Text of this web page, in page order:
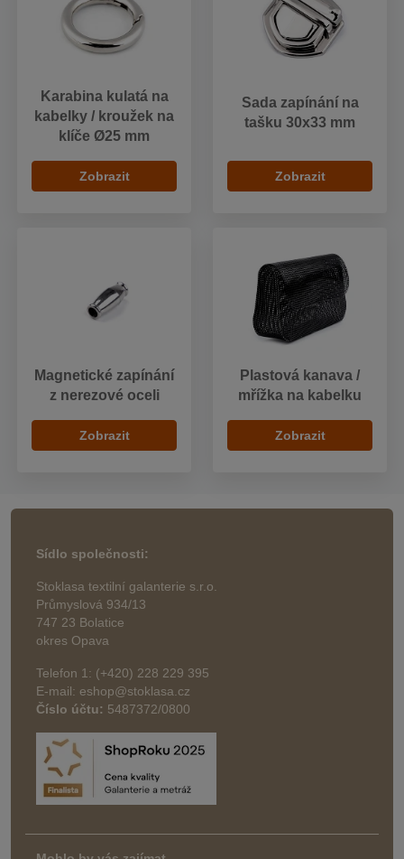
Karabina kulatá na
kabelky / kroužek na
klíče Ø25 mm
Zobrazit
Sada zapínání na
tašku 30x33 mm
Zobrazit
Magnetické zapínání
z nerezové oceli
Zobrazit
Plastová kanava /
mřížka na kabelku
Zobrazit
Sídlo společnosti:
Stoklasa textilní galanterie s.r.o.
Průmyslová 934/13
747 23 Bolatice
okres Opava
Telefon 1: (+420) 228 229 395
E-mail: eshop@stoklasa.cz
Číslo účtu: 5487372/0800